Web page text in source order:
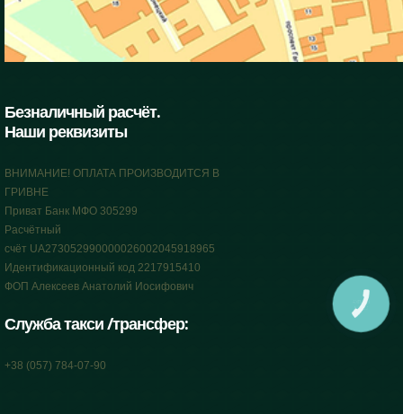
Безналичный расчёт.
Наши реквизиты
ВНИМАНИЕ! ОПЛАТА ПРОИЗВОДИТСЯ В
ГРИВНЕ
Приват Банк МФО 305299
Расчётный
счёт UA273052990000026002045918965
Идентификационный код 2217915410
ФОП Алексеев Анатолий Иосифович
Служба такси /трансфер:
+38 (057) 784-07-90
КНОПКА
СВЯЗИ